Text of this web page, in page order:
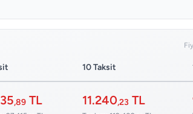
10 Taksit
,89 TL 11.240,23 TL